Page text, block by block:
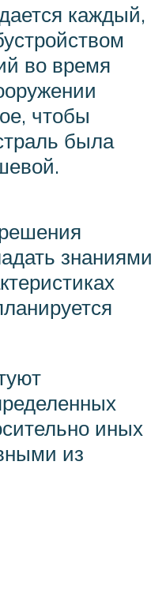
каждый,
во время
чтобы
была
знаниями
иных
из